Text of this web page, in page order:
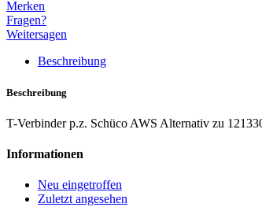
Merken
Fragen?
Weitersagen
Beschreibung
Beschreibung
T-Verbinder p.z. Schüco AWS Alternativ zu
Informationen
Neu eingetroffen
Zuletzt angesehen